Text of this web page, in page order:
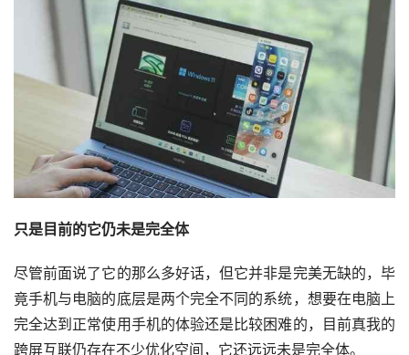
只是目前的它仍未是完全体
尽管前面说了它的那么多好话，但它并非是完美无缺的，毕
竟手机与电脑的底层是两个完全不同的系统，想要在电脑上
完全达到正常使用手机的体验还是比较困难的，目前真我的
跨屏互联仍存在不少优化空间，它还远远未是完全体。